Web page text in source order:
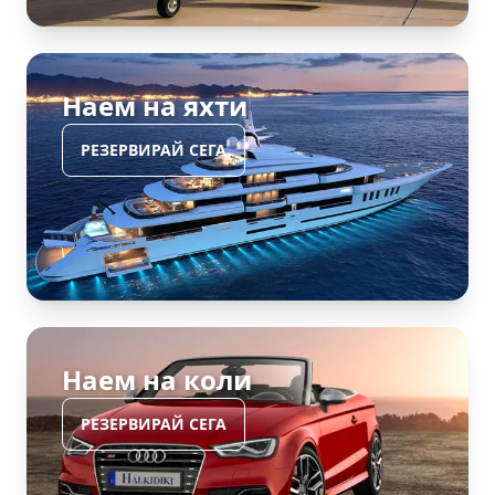
Наем на яхти
РЕЗЕРВИРАЙ СЕГА
Наем на коли
РЕЗЕРВИРАЙ СЕГА